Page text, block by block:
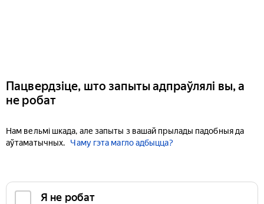
Пацвердзіце, што запыты адпраўлялі вы, а
не робат
Нам вельмі шкада, але запыты з вашай прылады падобныя да
аўтаматычных.
Чаму гэта магло адбыцца?
Я не робат